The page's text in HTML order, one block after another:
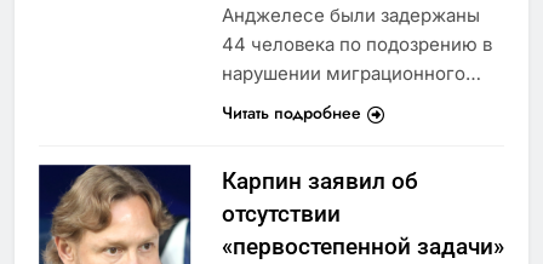
Анджелесе были задержаны
44 человека по подозрению в
нарушении миграционного…
Читать подробнее
Карпин заявил об
отсутствии
«первостепенной задачи»